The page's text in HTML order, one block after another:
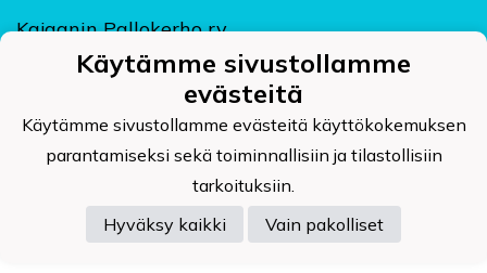
Kajaanin Pallokerho ry
Kehräämöntie 7, PL 124, 87400 KAJAANI
kpk@kajaaninpallokerho.fi
Powered by
Käytämme sivustollamme
evästeitä
Käytämme sivustollamme evästeitä käyttökokemuksen
parantamiseksi sekä toiminnallisiin ja tilastollisiin
tarkoituksiin.
Hyväksy kaikki
Vain pakolliset